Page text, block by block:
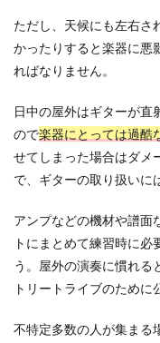
ただし、天候にも左右さ
かったりすると楽器に悪
ればなりません。
日中の屋外はギターが直
ので楽器にとっては過酷
せてしまった場合はダメ
で、ギターの取り扱いに
アンプなどの機材や譜面
トにまとめて練習時に
う。屋外の演奏に慣れる
トリートライブのために
不特定多数の人が集まる